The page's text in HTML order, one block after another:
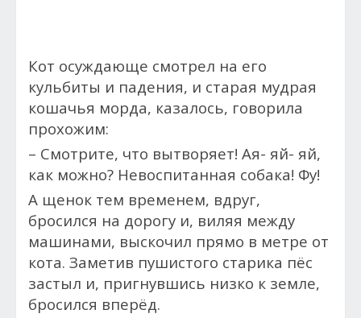
Кот осуждающе смотрел на его
кульбиты и падения, и старая мудрая
кошачья морда, казалось, говорила
прохожим:
– Смотрите, что вытворяет! Ая- яй- яй,
как можно? Невоспитанная собака! Фу!
А щенок тем временем, вдруг,
бросился на дорогу и, виляя между
машинами, выскочил прямо в метре от
кота. Заметив пушистого старика пёс
застыл и, пригнувшись низко к земле,
бросился вперёд.